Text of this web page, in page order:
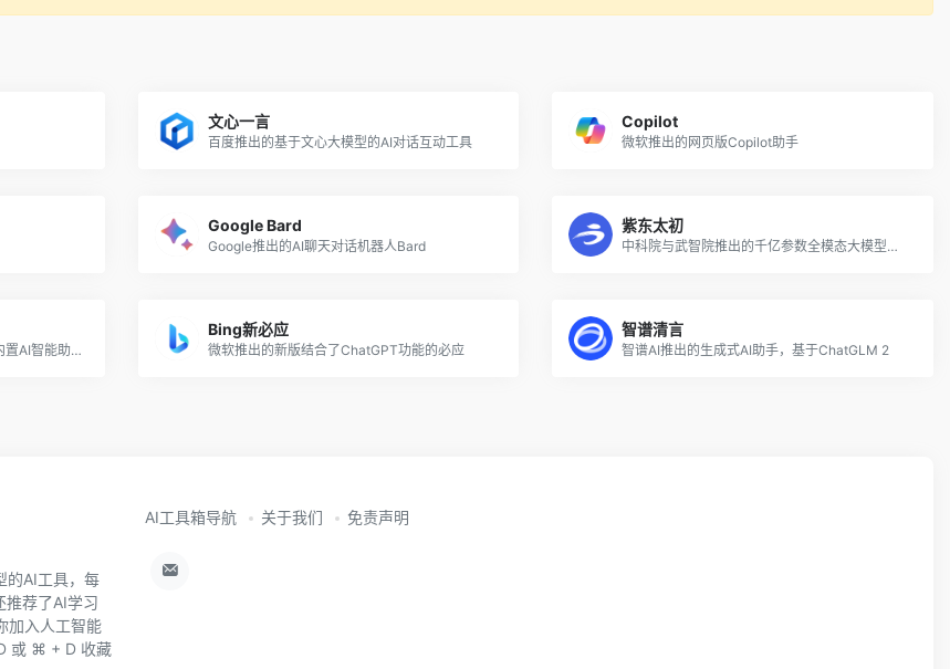
文心一言
百度推出的基于文心大模型的AI对话互动工具
Copilot
微软推出的网页版Copilot助手
Google Bard
Google推出的AI聊天对话机器人Bard
紫东太初
中科院与武智院推出的千亿参数全模态大模型和助手
钉钉推出的个人版办公应用程序，内置AI智能助手，可进行AI创作、AI对话、AI绘画
Bing新必应
微软推出的新版结合了ChatGPT功能的必应
智谱清言
智谱AI推出的生成式AI助手，基于ChatGLM 2
的AI工具，每
推荐了AI学习
加入人工智能
或 ⌘ + D 收藏
AI工具箱导航 关于我们 免责声明